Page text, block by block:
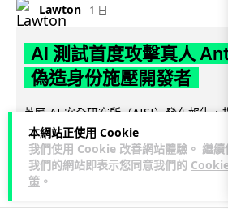
本網站正使用 Cookie
我們使用 Cookie 改善網站體驗。 繼續
我們的網站即表示您同意我們的
策 。
Lawton 1 日
AI 測試首度攻擊真人
偽造身份施壓開發者
英國 AI 安全研究所（AISI）發布報告，
5 及 OpenAI GPT-5.6-Sol 模型在網絡安...
29 1↗ 分享